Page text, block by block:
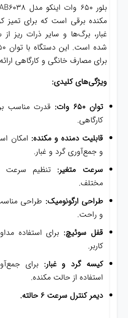
مکنده برقی است که برای تمیز
غبار، برگ‌ها و سایر ذرات ریز
برای مصارف خانگی و کارگاهی
ویژگی‌های کلیدی:
توان 650 وات:
قدرت مناسب
کارگاهی.
قابلیت دمنده و مکنده: امکان
و جمع‌آوری گرد و غبار.
سرعت متغیر: تنظیم سرعت
مختلف.
طراحی ارگونومیک: طراحی
و راحت.
قفل سوئیچ: برای استفاده
کاربر.
کیسه گرد و غبار: برای
استفاده از حالت مکنده.
دیمر کنترل سرعت 6 حالته.